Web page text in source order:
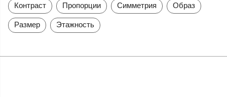
Контраст Пропорции Симметрия Образ
Размер Этажность